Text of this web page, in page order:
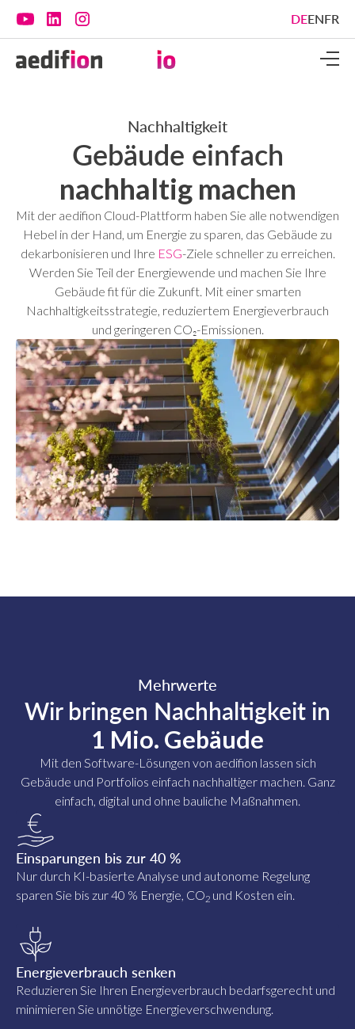
DEENFR
Nachhaltigkeit
Gebäude einfach
nachhaltig machen
Mit der aedifion Cloud-Plattform haben Sie alle notwendigen
Hebel in der Hand, um Energie zu sparen, das Gebäude zu
dekarbonisieren und Ihre ESG-Ziele schneller zu erreichen.
Werden Sie Teil der Energiewende und machen Sie Ihre
Gebäude fit für die Zukunft. Mit einer smarten
Nachhaltigkeitsstrategie, reduziertem Energieverbrauch
und geringeren CO₂-Emissionen.
Mehrwerte
Wir bringen Nachhaltigkeit in
1 Mio. Gebäude
Mit den Software-Lösungen von aedifion lassen sich
Gebäude und Portfolios einfach nachhaltiger machen. Ganz
einfach, digital und ohne bauliche Maßnahmen.
Einsparungen bis zur 40 %
Nur durch KI-basierte Analyse und autonome Regelung
sparen Sie bis zur 40 % Energie, CO2 und Kosten ein.
Energieverbrauch senken
Reduzieren Sie Ihren Energieverbrauch bedarfsgerecht und
minimieren Sie unnötige Energieverschwendung.